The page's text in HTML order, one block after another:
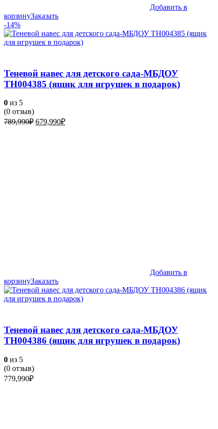
Добавить в
корзинуЗаказать
-14%
Теневой навес для детского сада-МБДОУ
ТН004385 (ящик для игрушек в подарок)
0 из 5
(0 отзыв)
789,990₽ Первоначальная
679,990₽Текущая
Добавить в
корзинуЗаказать
Теневой навес для детского сада-МБДОУ
ТН004386 (ящик для игрушек в подарок)
0 из 5
(0 отзыв)
779,990₽